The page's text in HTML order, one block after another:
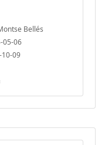
Bellés
05-06
09